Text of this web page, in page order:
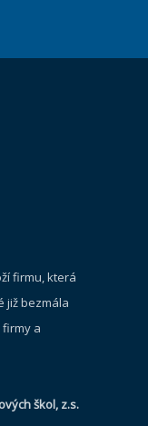
firmu, která
již bezmála
a
škol, z.s.